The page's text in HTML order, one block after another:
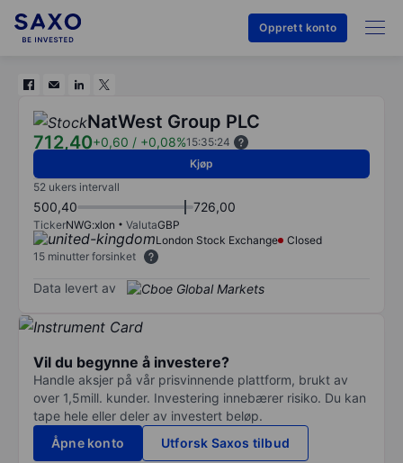
Opprett konto
NatWest Group PLC
712,40+0,60 / +0,08%15:35:24
Kjøp
52 ukers intervall
500,40 726,00
TickerNWG:xlon ValutaGBP
London Stock Exchange
Closed
15 minutter forsinket
Data levert av
Vil du begynne å investere?
Handle aksjer på vår prisvinnende plattform, brukt av
over 1,5mill. kunder. Investering innebærer risiko. Du kan
tape hele eller deler av investert beløp.
Åpne konto
Utforsk Saxos tilbud